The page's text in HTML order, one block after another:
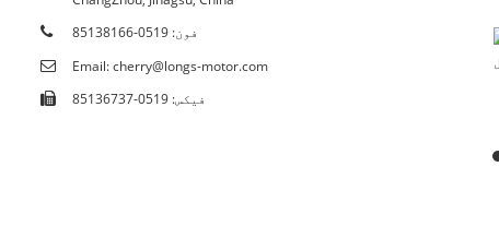
فون: 0519-85138166
Email: cherry@longs-motor.com
فیکس: 0519-85136737
سرٹیفکیٹس